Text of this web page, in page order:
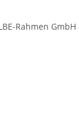
Rahmen GmbH